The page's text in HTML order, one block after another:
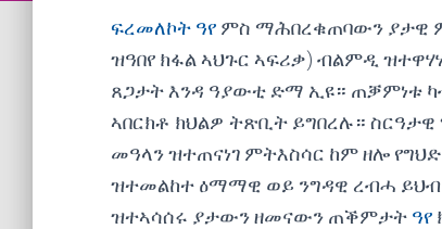
ፍረመለኮት ዓየ ምስ ማሕበረቁጠባውን ያታዊ
ዝዓበየ ክፋል ኣህጉር ኣፍሪቃ) ብልምዲ
ጸጋታት እንዳ ዓያውቲ ድማ ኢዩ። ጠቓምነቱ
ኣበርክቶ ክህልዎ ትጽቢት ይግበረሉ።
መዓላን ዝተጠናነገ ምትእስሳር ከም ዘሎ
ዝተመልከተ ዕማማዊ ወይ ንግዳዊ ረብሓ
ዝተኣሳሰሩ ያታውን ዘመናውን ጠቕምታት ዓየ